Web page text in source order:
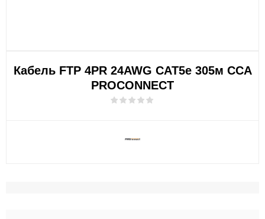
Кабель FTP 4PR 24AWG CAT5e 305м CCA
PROCONNECT